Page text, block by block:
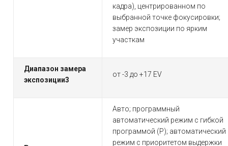
кадра), центрированном по
выбранной точке фокусировки;
замер экспозиции по ярким
участкам
Диапазон замера
экспозиции3
от -3 до +17 EV
Авто; программный
автоматический режим с гибкой
программой (P); автоматический
режим с приоритетом выдержки